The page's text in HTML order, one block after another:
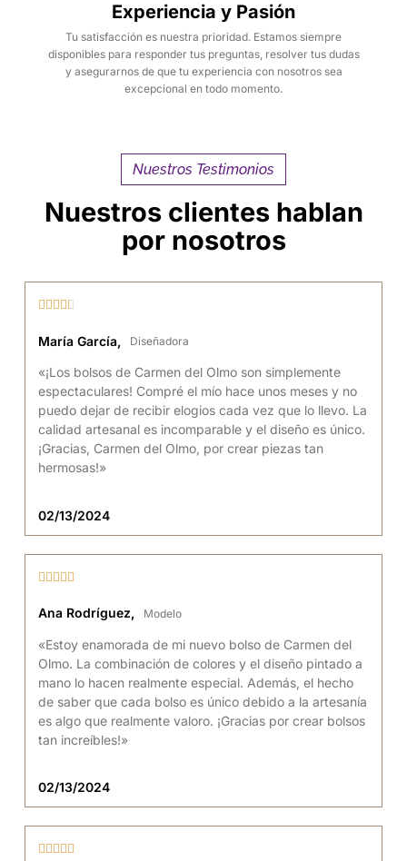
Experiencia y Pasión
Tu satisfacción es nuestra prioridad. Estamos siempre
disponibles para responder tus preguntas, resolver tus dudas
y asegurarnos de que tu experiencia con nosotros sea
excepcional en todo momento.
Nuestros Testimonios
Nuestros clientes hablan
por nosotros
    
María García, Diseñadora
«¡Los bolsos de Carmen del Olmo son simplemente
espectaculares! Compré el mío hace unos meses y no
puedo dejar de recibir elogios cada vez que lo llevo. La
calidad artesanal es incomparable y el diseño es único.
¡Gracias, Carmen del Olmo, por crear piezas tan
hermosas!»
02/13/2024

Ana Rodríguez, Modelo
«Estoy enamorada de mi nuevo bolso de Carmen del
Olmo. La combinación de colores y el diseño pintado a
mano lo hacen realmente especial. Además, el hecho
de saber que cada bolso es único debido a la artesanía
es algo que realmente valoro. ¡Gracias por crear bolsos
tan increíbles!»
02/13/2024
    